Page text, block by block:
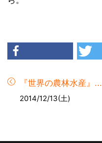
『世界の農林水産』...
2014/12/13(土)